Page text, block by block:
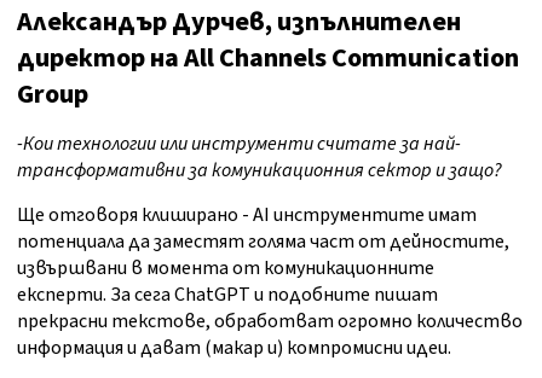
Александър Дурчев, изпълнителен
директор на All Channels Communication
Group
-Кои технологии или инструменти считате за най-
трансформативни за комуникационния сектор и защо?
Ще отговоря клиширано - AI инструментите имат
потенциала да заместят голяма част от дейностите,
извършвани в момента от комуникационните
експерти. За сега ChatGPT и подобните пишат
прекрасни текстове, обработват огромно количество
информация и дават (макар и) компромисни идеи.